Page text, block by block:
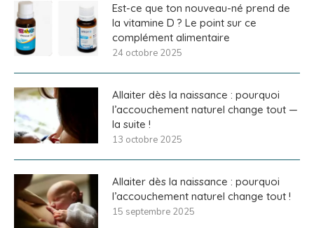
Est-ce que ton nouveau-né prend de
la vitamine D ? Le point sur ce
complément alimentaire
24 octobre 2025
Allaiter dès la naissance : pourquoi
l’accouchement naturel change tout —
la suite !
13 octobre 2025
Allaiter dès la naissance : pourquoi
l’accouchement naturel change tout !
15 septembre 2025